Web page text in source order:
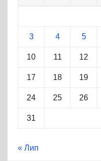
3 4 5
10 11 12
17 18 19
24 25 26
31
« Лип